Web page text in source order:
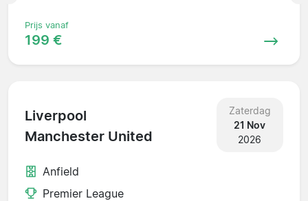
Prijs vanaf
199 €
Liverpool
Manchester United
Zaterdag
21 Nov
2026
Anfield
Premier League